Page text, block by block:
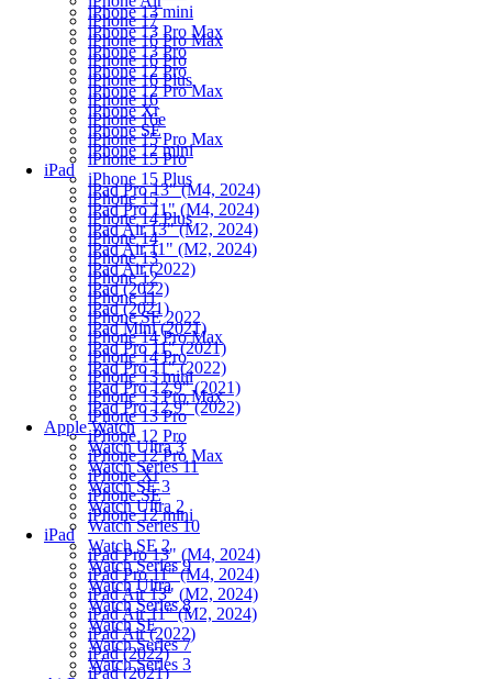
iPhone 13 mini
iPhone 13 Pro Max
iPhone 13 Pro
iPhone 12 Pro
iPhone 12 Pro Max
iPhone Xr
iPhone SE
iPhone 12 mini
iPad
iPad Pro 13" (M4, 2024)
iPad Pro 11" (M4, 2024)
iPad Air 13" (M2, 2024)
iPad Air 11" (M2, 2024)
iPad Air (2022)
iPad (2022)
iPad (2021)
iPad Mini (2021)
iPad Pro 11" (2021)
iPad Pro 11" (2022)
iPad Pro 12.9" (2021)
iPad Pro 12.9" (2022)
Apple Watch
Watch Ultra 3
Watch Series 11
Watch SE 3
Watch Ultra 2
Watch Series 10
Watch SE 2
Watch Series 9
Watch Ultra
Watch Series 8
Watch SE
Watch Series 7
Watch Series 3
iPhone 17
iPhone 16 Pro Max
iPhone 16 Pro
iPhone 16 Plus
iPhone 16
iPhone 16e
iPhone 15 Pro Max
iPhone 15 Pro
iPhone 15 Plus
iPhone 15
iPhone 14 Plus
iPhone 14
iPhone 13
iPhone 12
iPhone 11
iPhone SE 2022
iPhone 14 Pro Max
iPhone 14 Pro
iPhone 13 mini
iPhone 13 Pro Max
iPhone 13 Pro
iPhone 12 Pro
iPhone 12 Pro Max
iPhone Xr
iPhone SE
iPhone 12 mini
iPad
iPad Pro 13" (M4, 2024)
iPad Pro 11" (M4, 2024)
iPad Air 13" (M2, 2024)
iPad Air 11" (M2, 2024)
iPad Air (2022)
iPad (2022)
iPad (2021)